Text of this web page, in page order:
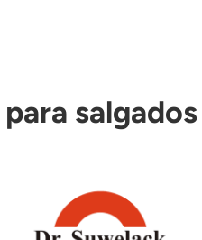
salgados